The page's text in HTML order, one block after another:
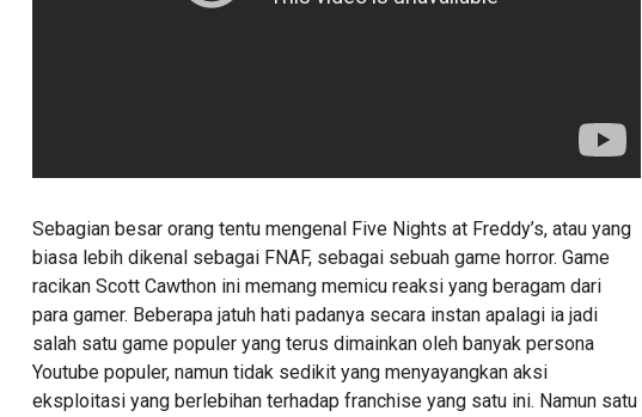
Sebagian besar orang tentu mengenal Five Nights at Freddy’s, atau yang
biasa lebih dikenal sebagai FNAF, sebagai sebuah game horror. Game
racikan Scott Cawthon ini memang memicu reaksi yang beragam dari
para gamer. Beberapa jatuh hati padanya secara instan apalagi ia jadi
salah satu game populer yang terus dimainkan oleh banyak persona
Youtube populer, namun tidak sedikit yang menyayangkan aksi
eksploitasi yang berlebihan terhadap franchise yang satu ini. Namun satu